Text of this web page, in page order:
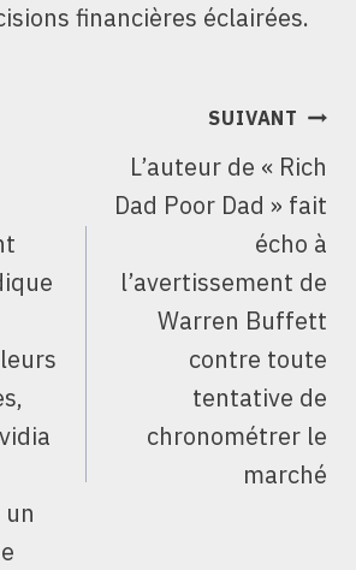
financières éclairées.
SUIVANT
L’auteur de « Rich
Dad Poor Dad » fait
écho à
l’avertissement de
Warren Buffett
contre toute
tentative de
chronométrer le
marché